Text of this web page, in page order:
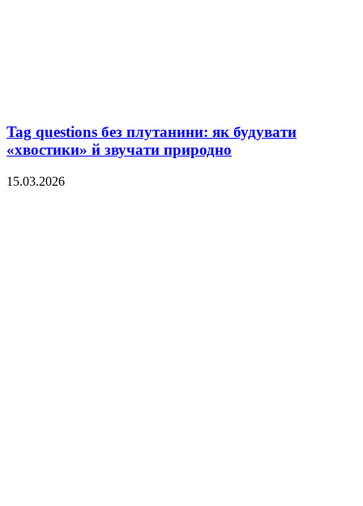
Tag questions без плутанини: як будувати
«хвостики» й звучати природно
15.03.2026